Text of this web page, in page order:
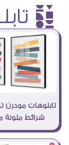
è تابلوهات
تابلوهات مودرن
شرائط ملونة